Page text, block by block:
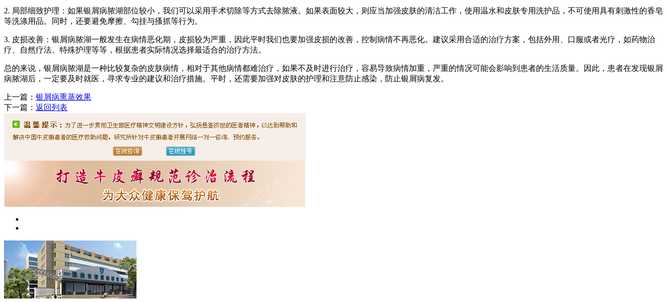
2. 局部细致护理：如果银屑病脓湖部位较小，我们可以采用手术切除等方式去除脓液。如果表面较大，则应当加强皮肤的清洁工作，使用温水和皮肤专用洗护品，不可使用具有刺激性的香皂
等洗涤用品。同时，还要避免摩擦、勾挂与搔抓等行为。
3. 皮损改善：银屑病脓湖一般发生在病情恶化期，皮损较为严重，因此平时我们也要加强皮损的改善，控制病情不再恶化。建议采用合适的治疗方案，包括外用、口服或者光疗，如药物治
疗、自然疗法、特殊护理等等，根据患者实际情况选择最适合的治疗方法。
总的来说，银屑病脓湖是一种比较复杂的皮肤病情，相对于其他病情都难治疗，如果不及时进行治疗，容易导致病情加重，严重的情况可能会影响到患者的生活质量。因此，患者在发现银屑
病脓湖后，一定要及时就医，寻求专业的建议和治疗措施。平时，还需要加强对皮肤的护理和注意防止感染，防止银屑病复发。
上一篇： 银屑病熏蒸效果
下一篇： 返回列表